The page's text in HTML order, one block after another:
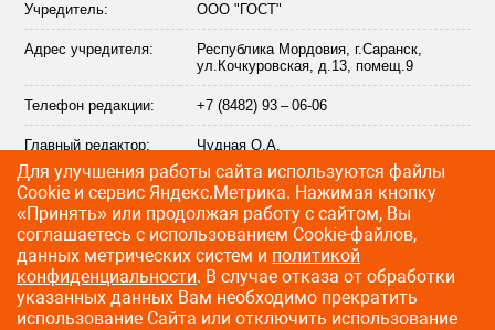
Учредитель: ООО "ГОСТ"
Адрес учредителя:
Республика Мордовия, г.Саранск,
ул.Кочкуровская, д.13, помещ.9
Телефон редакции: +7 (8482) 93 – 06-06
Главный редактор: Чудная О.А.
Адрес электронной
почты редакции:
info@citytraffic.ru
©2009—2026 CityTraffic — все права защищены
Разработка сайта:Лайт Информ
Для улучшения работы сайта используются файлы
Сookie и сервис Яндекс.Метрика. Нажимая кнопку
«Принять» или продолжая работу с сайтом, Вы
соглашаетесь с использованием Cookie-файлов,
данных метрических систем и политикой
конфиденциальности. В случае отказа от обработки
указанных данных Вам необходимо прекратить
использование Сайта или отключить использование